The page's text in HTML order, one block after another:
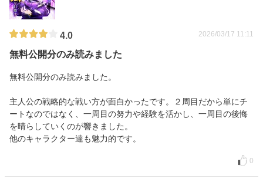
4.0 2026/03/17 11:11
無料公開分のみ読みました
無料公開分のみ読みました。
主人公の戦略的な戦い方が面白かったです。２周目だから単にチ
ートなのではなく、一周目の努力や経験を活かし、一周目の後悔
を晴らしていくのが響きました。
他のキャラクター達も魅力的です。
0